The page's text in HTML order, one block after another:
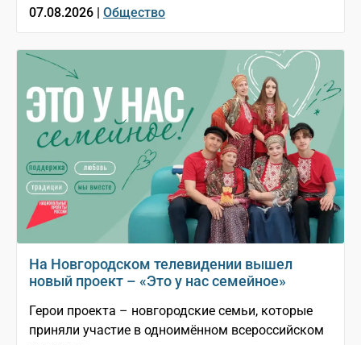
07.08.2026 | Общество
На Новгородском телевидении вышел
новый проект – «Это у нас семейное»
Герои проекта – новгородские семьи, которые
приняли участие в одноимённом всероссийском